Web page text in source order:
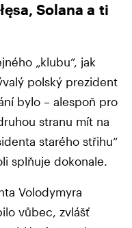
Solana a ti
„klubu“, jak
polský prezident
bylo – alespoň pro
stranu mít na
starého střihu“
splňuje dokonale.
Volodymyra
vůbec, zvlášť